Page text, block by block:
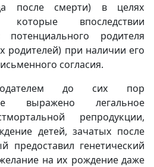
после смерти) в целях
впоследствии
родителя
родителей) при наличии его
согласия.
до сих пор
выражено легальное
репродукции,
детей, зачатых после
предоставил генетический
на их рождение даже